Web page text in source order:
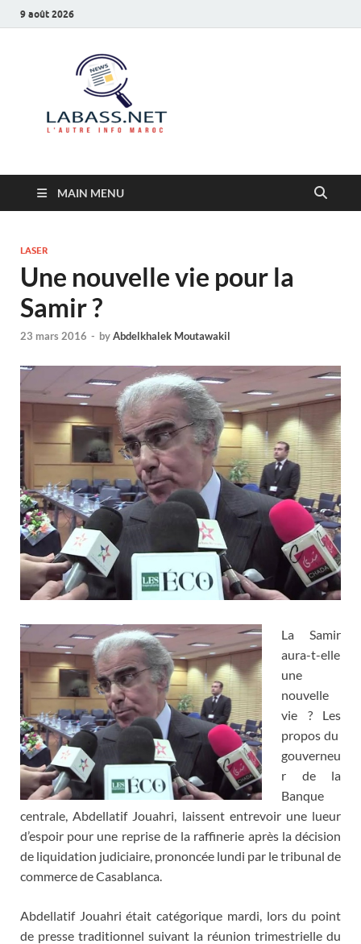
9 août 2026
MAIN MENU
LASER
Une nouvelle vie pour la
Samir ?
23 mars 2016 - byAbdelkhalek Moutawakil
La Samir
aura-t-elle
une
nouvelle
vie ? Les
propos du
gouverneu
r de la
Banque
centrale, Abdellatif Jouahri, laissent entrevoir une lueur
d’espoir pour une reprise de la raffinerie après la décision
de liquidation judiciaire, prononcée lundi par le tribunal de
commerce de Casablanca.
Abdellatif Jouahri était catégorique mardi, lors du point
de presse traditionnel suivant la réunion trimestrielle du